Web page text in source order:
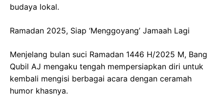
budaya lokal.
Ramadan 2025, Siap ‘Menggoyang’ Jamaah Lagi
Menjelang bulan suci Ramadan 1446 H/2025 M, Bang
Qubil AJ mengaku tengah mempersiapkan diri untuk
kembali mengisi berbagai acara dengan ceramah
humor khasnya.